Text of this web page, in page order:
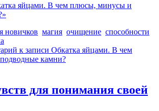
яйцами. В чем плюсы, минусы и
новичков магия очищение способности
к записи Обкатка яйцами. В чем
камни?
для понимания своей